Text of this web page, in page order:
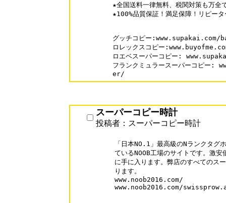
★全国送料一律無料、税関対策も万全
★100%品質保証！満足保障！リピー
グッチコピー:www.supakai.com/
ロレックスコピー
ロエベスーパーコピー:
フランクミュラースーパーコピ
er/
スーパーコピー時計
投稿者：スーパーコピー時計
「日本NO.1」最高級のNランクタグ
ているNOOB工場のサイトです。激
に手に入ります。弊店のすべてのス
ります。
www.noob2016.com/
www.noob2016.com/